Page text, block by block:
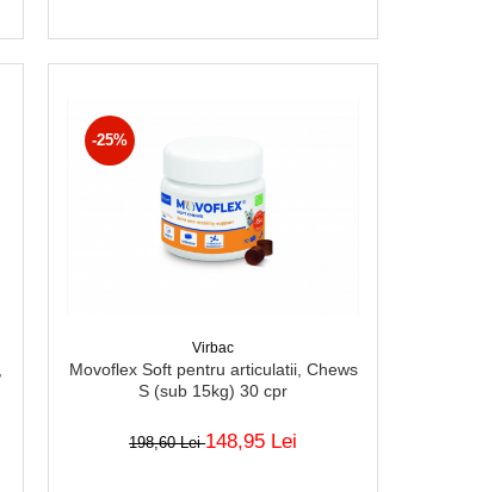
-25%
Virbac
Movoflex Soft pentru articulatii, Chews
S (sub 15kg) 30 cpr
198,60 Lei148,95 Lei